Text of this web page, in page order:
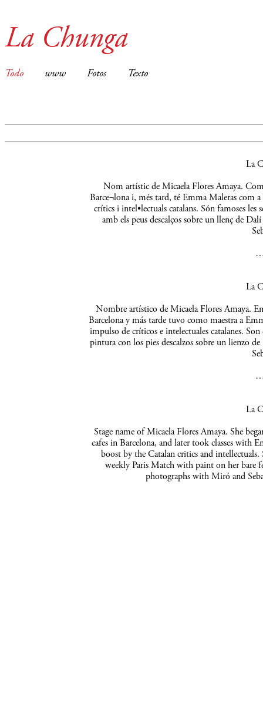
La Chunga
Todo www Fotos Texto
La
Nom artístic de Micaela Flores Amaya.
Barce¬lona i, més tard, té Emma Maleras com
crítics i intel•lectuals catalans. Són famoses
amb els peus descalços sobre un llenç de
La
Nombre artístico de Micaela Flores Amaya.
Barcelona y más tarde tuvo como maestra a
impulso de críticos e intelectuales catalanes.
pintura con los pies descalzos sobre un lienzo
La
Stage name of Micaela Flores Amaya. She
cafes in Barcelona, and later took classes with
boost by the Catalan critics and
weekly Paris Match with paint on her bare
photographs with Miró and